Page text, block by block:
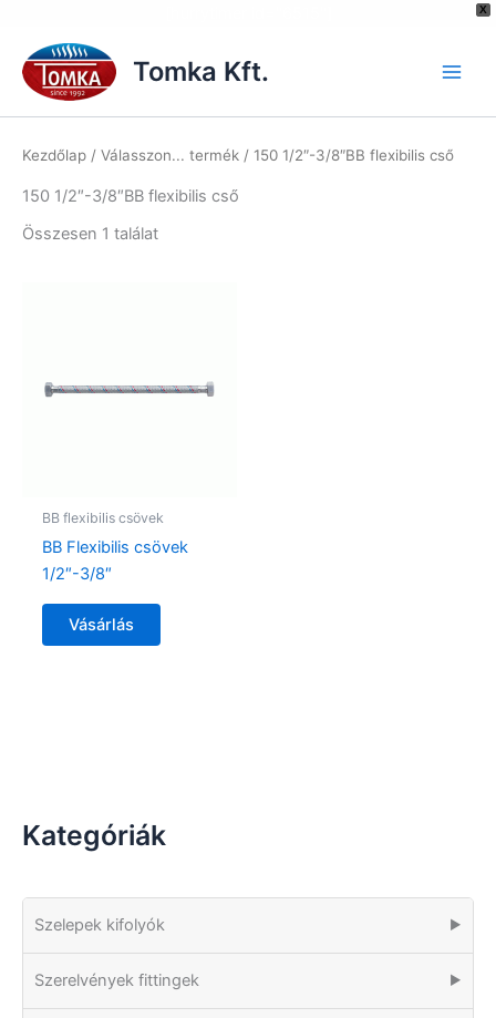
X
content
Tomka Kft.
Kategóriák
Szelepek kifolyók ▶
Szerelvények fittingek ▶
Kezdőlap / Válasszon... termék / 150 1/2″-3/8″BB flexibilis cső
150 1/2″-3/8″BB flexibilis cső
Összesen 1 találat
BB flexibilis csövek
BB Flexibilis csövek
1/2″-3/8″
Vásárlás